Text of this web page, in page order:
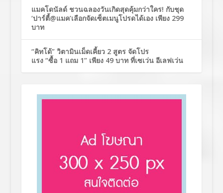
แมคโดนัลด์ ชวนฉลองวันเกิดสุดคุ้มกว่าใคร! กับชุด
‘ปาร์ตี้@แมค’เลือกจัดเซ็ตเมนูโปรดได้เอง เพียง 299
บาท
“คิทโด้” วิตามินเม็ดเคี้ยว 2 สูตร จัดโปร
แรง “ซื้อ 1 แถม 1” เพียง 49 บาท ที่เซเว่น อีเลฟเว่น